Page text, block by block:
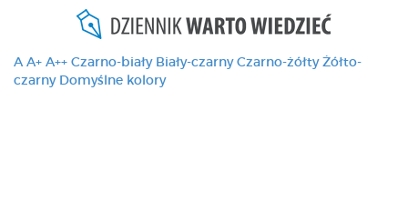
A A+ A++ Czarno-biały Biały-czarny Czarno-żółty Żółto-
czarny Domyślne kolory